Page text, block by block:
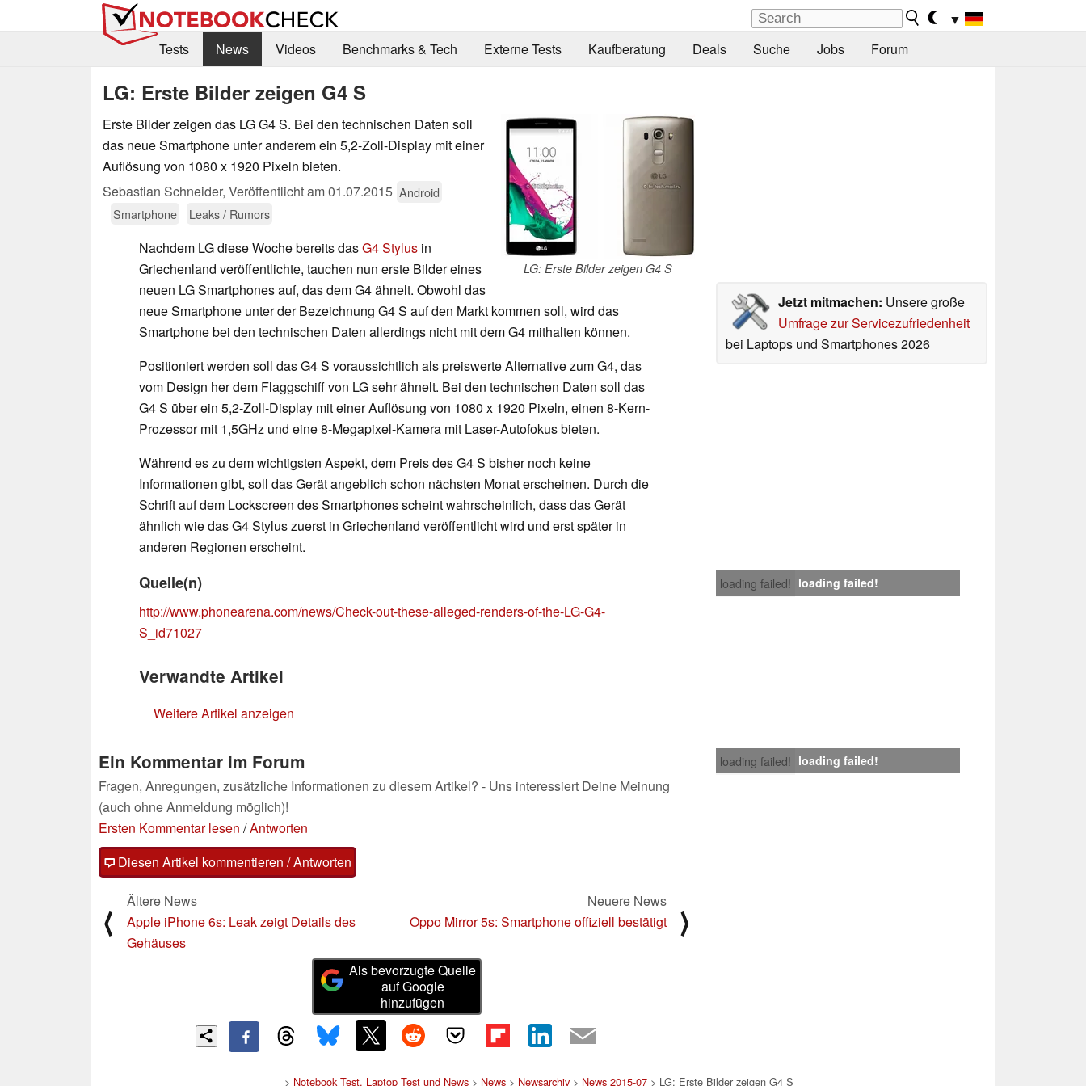
▼
Tests
News Videos Benchmarks & Tech Externe Tests Kaufberatung Deals Suche Jobs Forum
LG: Erste Bilder zeigen G4 S
LG: Erste Bilder zeigen G4 S
Erste Bilder zeigen das LG G4 S. Bei den technischen Daten soll
das neue Smartphone unter anderem ein 5,2-Zoll-Display mit einer
Auflösung von 1080 x 1920 Pixeln bieten.
Sebastian Schneider, Veröffentlicht am01.07.2015 Android
Smartphone
Leaks / Rumors
Jetzt mitmachen: Unsere große
Umfrage zur Servicezufriedenheit
bei Laptops und Smartphones 2026
Nachdem LG diese Woche bereits dasG4 Stylus in
Griechenland veröffentlichte, tauchen nun erste Bilder eines
neuen LG Smartphones auf, das dem G4 ähnelt. Obwohl das
neue Smartphone unter der Bezeichnung G4 S auf den Markt kommen soll, wird das
Smartphone bei den technischen Daten allerdings nicht mit dem G4 mithalten können.
Positioniert werden soll das G4 S voraussichtlich als preiswerte Alternative zum G4, das
vom Design her dem Flaggschiff von LG sehr ähnelt. Bei den technischen Daten soll das
G4 S über ein 5,2-Zoll-Display mit einer Auflösung von 1080 x 1920 Pixeln, einen 8-Kern-
Prozessor mit 1,5GHz und eine 8-Megapixel-Kamera mit Laser-Autofokus bieten.
Während es zu dem wichtigsten Aspekt, dem Preis des G4 S bisher noch keine
Informationen gibt, soll das Gerät angeblich schon nächsten Monat erscheinen. Durch die
Schrift auf dem Lockscreen des Smartphones scheint wahrscheinlich, dass das Gerät
ähnlich wie das G4 Stylus zuerst in Griechenland veröffentlicht wird und erst später in
anderen Regionen erscheint.
loading failed! loading failed!
Quelle(n)
http://www.phonearena.com/news/Check-out-these-alleged-renders-of-the-LG-G4-
S_id71027
Verwandte Artikel
Weitere Artikel anzeigen
loading failed! loading failed!
Ein Kommentar im Forum
Fragen, Anregungen, zusätzliche Informationen zu diesem Artikel? - Uns interessiert Deine Meinung
(auch ohne Anmeldung möglich)!
Ersten Kommentar lesen /Antworten
Diesen Artikel kommentieren / Antworten
⟨
Ältere News
Apple iPhone 6s: Leak zeigt Details des
Gehäuses
Neuere News
Oppo Mirror 5s: Smartphone offiziell bestätigt
⟩
Als bevorzugte Quelle
auf Google
hinzufügen
> Notebook Test, Laptop Test und News > News > Newsarchiv > News 2015-07 > LG: Erste Bilder zeigen G4 S